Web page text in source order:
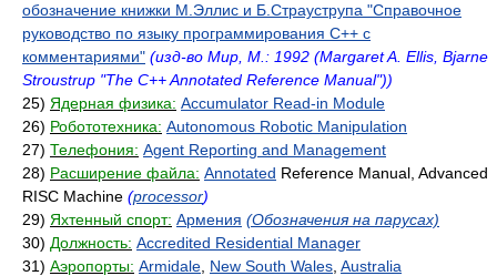
обозначение книжки М.Эллис и Б.Страуструпа "Справочное
руководство по языку программирования C++ с
комментариями" (изд-во Мир, М.: 1992 (Margaret A. Ellis, Bjarne
Stroustrup "The C++ Annotated Reference Manual"))
25) Ядерная физика: Accumulator Read-in Module
26) Робототехника: Autonomous Robotic Manipulation
27) Телефония: Agent Reporting and Management
28) Расширение файла: Annotated Reference Manual, Advanced
RISC Machine (processor)
29) Яхтенный спорт: Армения (Обозначения на парусах)
30) Должность: Accredited Residential Manager
31) Аэропорты: Armidale New South Wales Australia